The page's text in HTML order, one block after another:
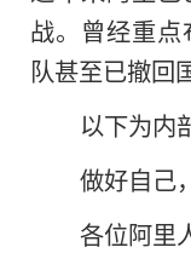
战。曾经重
队甚至已撤回
以下为内
做好自己
各位阿里